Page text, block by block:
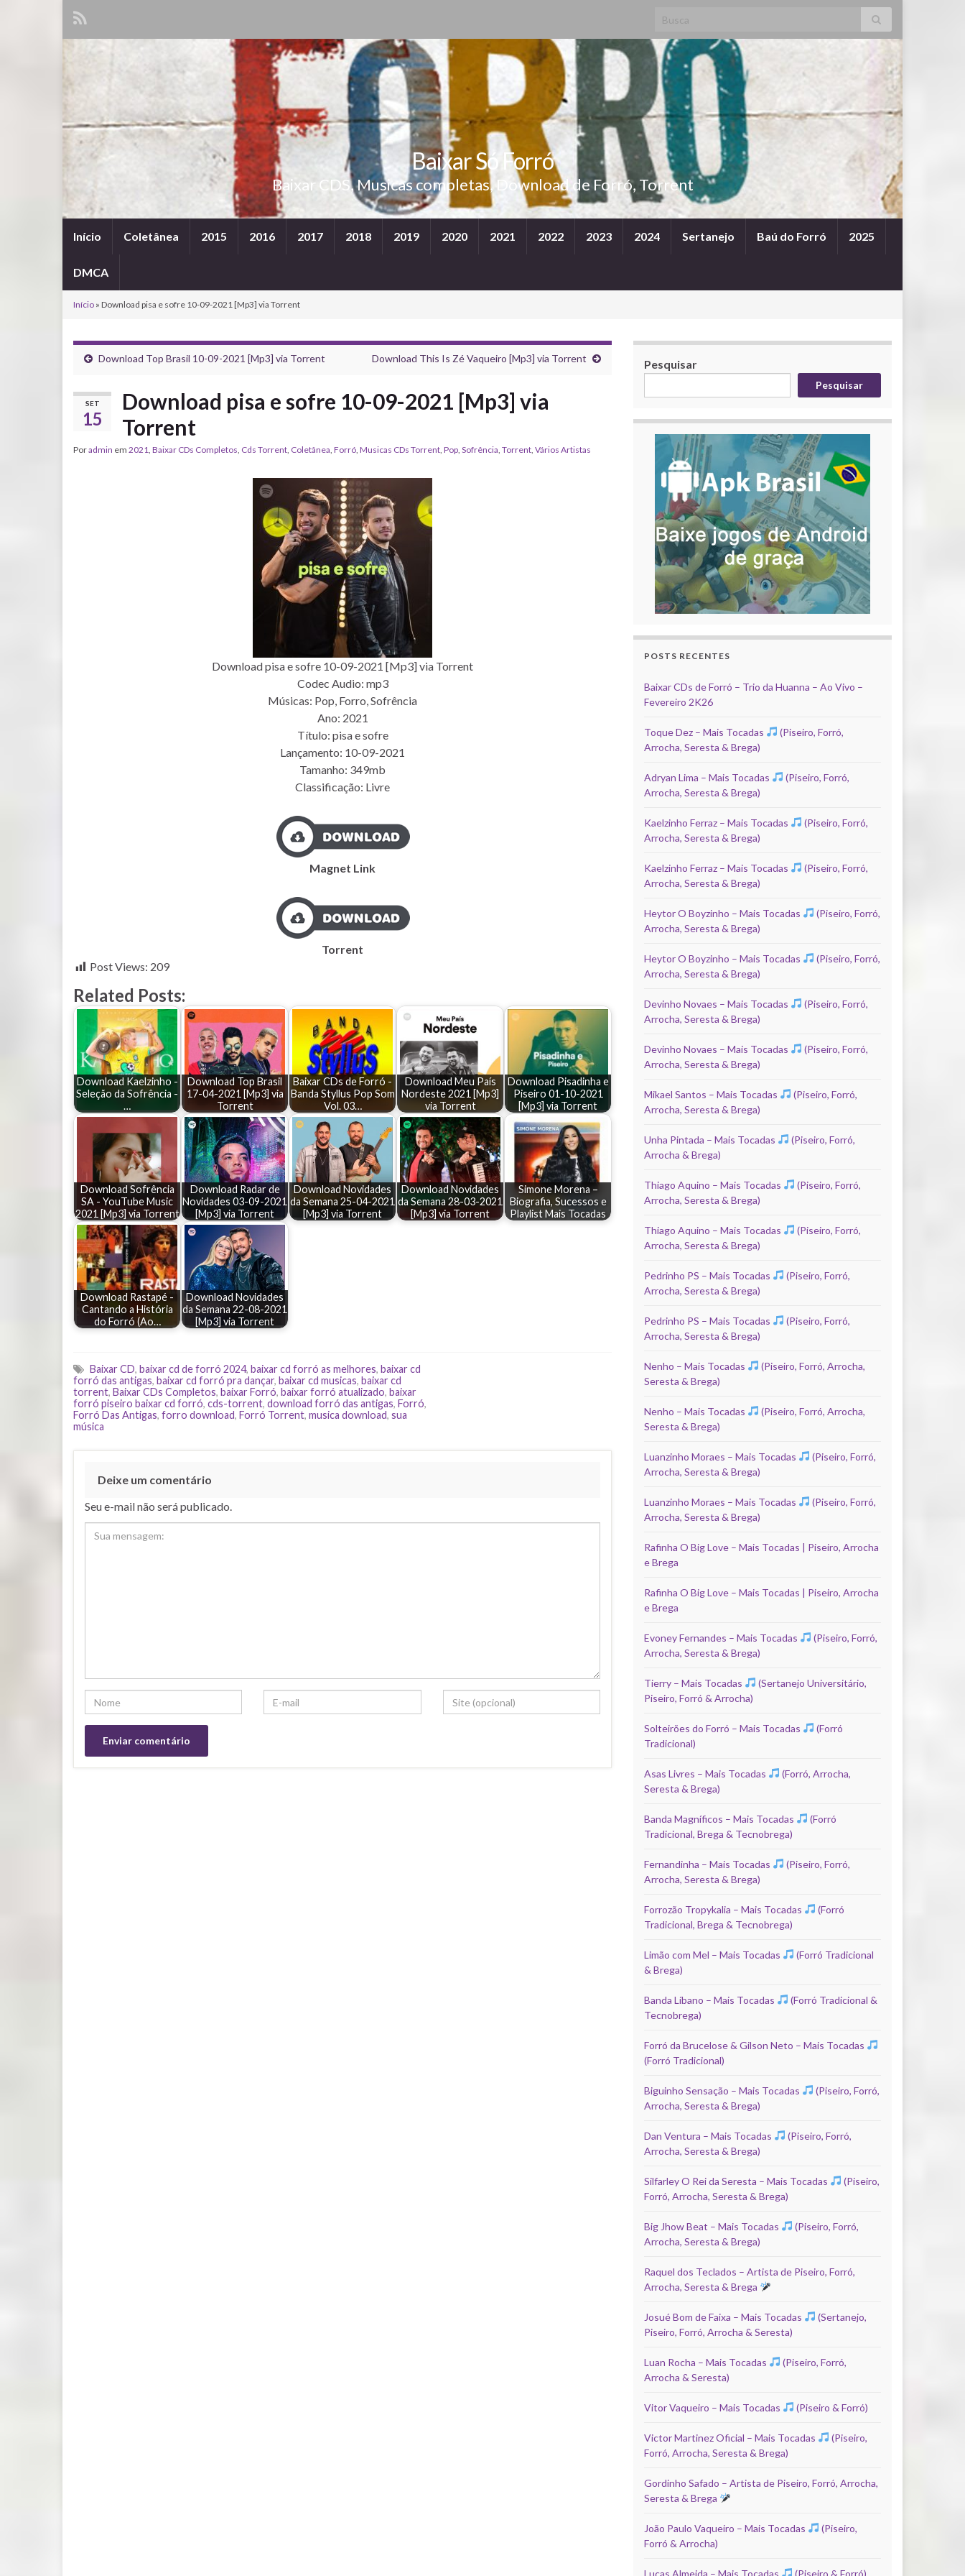
Search for:
Baixar Só Forró
Baixar CDS, Musicas completas, Download de Forró, Torrent
Início Coletânea 2015 2016 2017 2018 2019 2020 2021 2022 2023 2024 Sertanejo Baú do Forró 2025
DMCA
Início » Download pisa e sofre 10-09-2021 [Mp3] via Torrent
Download Top Brasil 10-09-2021 [Mp3] via Torrent Download This Is Zé Vaqueiro [Mp3] via Torrent
SET
15
Download pisa e sofre 10-09-2021 [Mp3] via
Torrent
Poradmin em 2021, Baixar CDs Completos, Cds Torrent, Coletânea, Forró, ‎Musicas CDs Torrent, Pop, Sofrência, Torrent, Vários Artistas
Download pisa e sofre 10-09-2021 [Mp3] via Torrent
Codec Audio: mp3
Músicas: Pop, Forro, Sofrência
Ano: 2021
Título: pisa e sofre
Lançamento: 10-09-2021
Tamanho: 349mb
Classificação: Livre
Magnet Link
Torrent
Post Views: 209
Related Posts:
Download Kaelzinho -
Seleção da Sofrência -
…
Download Top Brasil
17-04-2021 [Mp3] via
Torrent
Baixar CDs de Forró -
Banda Styllus Pop Som
Vol. 03…
Download Meu País
Nordeste 2021 [Mp3]
via Torrent
Download Pisadinha e
Piseiro 01-10-2021
[Mp3] via Torrent
Download Sofrência
SA - YouTube Music
2021 [Mp3] via Torrent
Download Radar de
Novidades 03-09-2021
[Mp3] via Torrent
Download Novidades
da Semana 25-04-2021
[Mp3] via Torrent
Download Novidades
da Semana 28-03-2021
[Mp3] via Torrent
Simone Morena –
Biografia, Sucessos e
Playlist Mais Tocadas
Download Rastapé -
Cantando a História
do Forró (Ao…
Download Novidades
da Semana 22-08-2021
[Mp3] via Torrent
Baixar CD, baixar cd de forró 2024, baixar cd forró as melhores, baixar cd
forró das antigas, baixar cd forró pra dançar, baixar cd musicas, baixar cd
torrent, Baixar CDs Completos, baixar Forró, baixar forró atualizado, baixar
forró piseiro baixar cd forró, cds-torrent, download forró das antigas, Forró,
Forró Das Antigas, forro download, Forró Torrent, musica download, sua
música
Deixe um comentário
Seu e-mail não será publicado.
Pesquisar
Pesquisar
POSTS RECENTES
Baixar CDs de Forró – Trio da Huanna – Ao Vivo –
Fevereiro 2K26
Toque Dez – Mais Tocadas
(Piseiro, Forró,
Arrocha, Seresta & Brega)
Adryan Lima – Mais Tocadas
(Piseiro, Forró,
Arrocha, Seresta & Brega)
Kaelzinho Ferraz – Mais Tocadas
(Piseiro, Forró,
Arrocha, Seresta & Brega)
Kaelzinho Ferraz – Mais Tocadas
(Piseiro, Forró,
Arrocha, Seresta & Brega)
Heytor O Boyzinho – Mais Tocadas
(Piseiro, Forró,
Arrocha, Seresta & Brega)
Heytor O Boyzinho – Mais Tocadas
(Piseiro, Forró,
Arrocha, Seresta & Brega)
Devinho Novaes – Mais Tocadas
(Piseiro, Forró,
Arrocha, Seresta & Brega)
Devinho Novaes – Mais Tocadas
(Piseiro, Forró,
Arrocha, Seresta & Brega)
Mikael Santos – Mais Tocadas
(Piseiro, Forró,
Arrocha, Seresta & Brega)
Unha Pintada – Mais Tocadas
(Piseiro, Forró,
Arrocha & Brega)
Thiago Aquino – Mais Tocadas
(Piseiro, Forró,
Arrocha, Seresta & Brega)
Thiago Aquino – Mais Tocadas
(Piseiro, Forró,
Arrocha, Seresta & Brega)
Pedrinho PS – Mais Tocadas
(Piseiro, Forró,
Arrocha, Seresta & Brega)
Pedrinho PS – Mais Tocadas
(Piseiro, Forró,
Arrocha, Seresta & Brega)
Nenho – Mais Tocadas
(Piseiro, Forró, Arrocha,
Seresta & Brega)
Nenho – Mais Tocadas
(Piseiro, Forró, Arrocha,
Seresta & Brega)
Luanzinho Moraes – Mais Tocadas
(Piseiro, Forró,
Arrocha, Seresta & Brega)
Luanzinho Moraes – Mais Tocadas
(Piseiro, Forró,
Arrocha, Seresta & Brega)
Rafinha O Big Love – Mais Tocadas | Piseiro, Arrocha
e Brega
Rafinha O Big Love – Mais Tocadas | Piseiro, Arrocha
e Brega
Evoney Fernandes – Mais Tocadas
(Piseiro, Forró,
Arrocha, Seresta & Brega)
Tierry – Mais Tocadas
(Sertanejo Universitário,
Piseiro, Forró & Arrocha)
Solteirões do Forró – Mais Tocadas
(Forró
Tradicional)
Asas Livres – Mais Tocadas
(Forró, Arrocha,
Seresta & Brega)
Banda Magníficos – Mais Tocadas
(Forró
Tradicional, Brega & Tecnobrega)
Fernandinha – Mais Tocadas
(Piseiro, Forró,
Arrocha, Seresta & Brega)
Forrozão Tropykalia – Mais Tocadas
(Forró
Tradicional, Brega & Tecnobrega)
Limão com Mel – Mais Tocadas
(Forró Tradicional
& Brega)
Banda Líbano – Mais Tocadas
(Forró Tradicional &
Tecnobrega)
Forró da Brucelose & Gilson Neto – Mais Tocadas
(Forró Tradicional)
Biguinho Sensação – Mais Tocadas
(Piseiro, Forró,
Arrocha, Seresta & Brega)
Dan Ventura – Mais Tocadas
(Piseiro, Forró,
Arrocha, Seresta & Brega)
Silfarley O Rei da Seresta – Mais Tocadas
(Piseiro,
Forró, Arrocha, Seresta & Brega)
Big Jhow Beat – Mais Tocadas
(Piseiro, Forró,
Arrocha, Seresta & Brega)
Raquel dos Teclados – Artista de Piseiro, Forró,
Arrocha, Seresta & Brega
Josué Bom de Faixa – Mais Tocadas
(Sertanejo,
Piseiro, Forró, Arrocha & Seresta)
Luan Rocha – Mais Tocadas
(Piseiro, Forró,
Arrocha & Seresta)
Vitor Vaqueiro – Mais Tocadas (Piseiro & Forró)
Victor Martinez Oficial – Mais Tocadas
(Piseiro,
Forró, Arrocha, Seresta & Brega)
Gordinho Safado – Artista de Piseiro, Forró, Arrocha,
Seresta & Brega
João Paulo Vaqueiro – Mais Tocadas
(Piseiro,
Forró & Arrocha)
Lucas Almeida – Mais Tocadas (Piseiro & Forró)